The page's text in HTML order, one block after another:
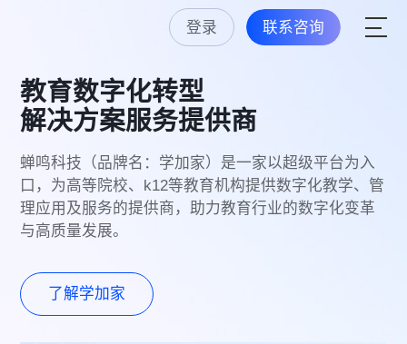
登录 联系咨询
教育数字化转型
解决方案服务提供商
蝉鸣科技（品牌名：学加家）是一家以超级平台为入
口，为高等院校、k12等教育机构提供数字化教学、管
理应用及服务的提供商，助力教育行业的数字化变革
与高质量发展。
了解学加家